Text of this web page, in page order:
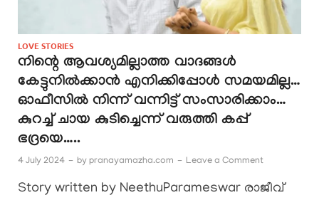
LOVE STORIES
നിന്റെ ആവശ്യമില്ലാത്ത വാദങ്ങൾ
കേട്ടുനിൽക്കാൻ എനിക്കിപ്പോൾ സമയമില്ല…
ഓഫീസിൽ നിന്ന് വന്നിട്ട് സംസാരിക്കാം…
കുറച്ച് ചായ കുടിച്ചെന്ന് വരുത്തി കപ്പ്
ഭദ്രയെ…..
4 July 2024 - by pranayamazha.com - Leave a Comment
Story written by NeethuParameswar രാജീവ്‌